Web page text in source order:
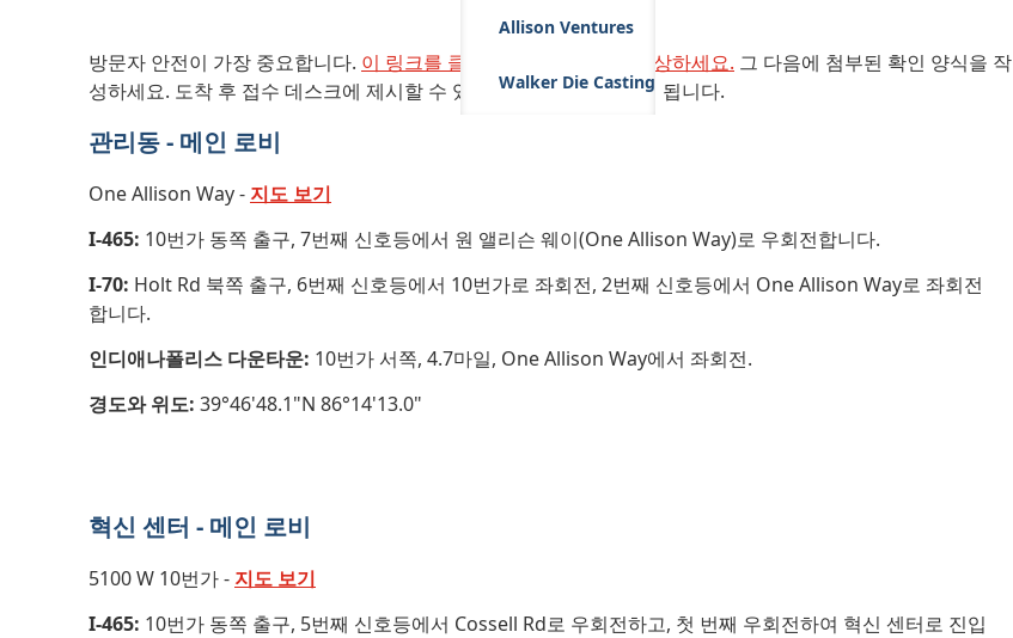
Allison Ventures
Walker Die Casting
방문자 안전이 가장 중요합니다. 이 링크를 클릭해 전체 동영상을 감상하세요. 그 다음에 첨부된 확인 양식을 작
성하세요. 도착 후 접수 데스크에 제시할 수 있는 자동 이메일을 받게 됩니다.
관리동 - 메인 로비
One Allison Way - 지도 보기
I-465: 10번가 동쪽 출구, 7번째 신호등에서 원 앨리슨 웨이(One Allison Way)로 우회전합니다.
I-70: Holt Rd 북쪽 출구, 6번째 신호등에서 10번가로 좌회전, 2번째 신호등에서 One Allison Way로 좌회전
합니다.
인디애나폴리스 다운타운: 10번가 서쪽, 4.7마일, One Allison Way에서 좌회전.
경도와 위도: 39°46'48.1"N 86°14'13.0"
혁신 센터 - 메인 로비
5100 W 10번가 - 지도 보기
I-465: 10번가 동쪽 출구, 5번째 신호등에서 Cossell Rd로 우회전하고, 첫 번째 우회전하여 혁신 센터로 진입